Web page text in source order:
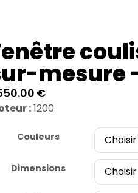
mesure
€
:1200
Couleurs
Dimensions